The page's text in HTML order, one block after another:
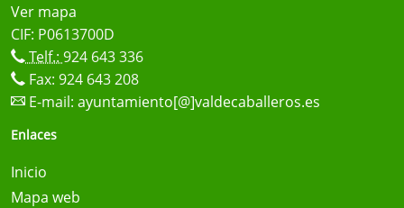
Ver mapa
CIF: P0613700D
Telf.: 924 643 336
Fax: 924 643 208
E-mail: ayuntamiento[@]valdecaballeros.es
Enlaces
Inicio
Mapa web